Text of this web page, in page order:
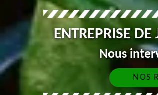
ENTREPRISE
Nous
NOS